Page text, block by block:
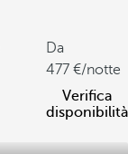
Da
477
/notte
Verifica
disponibilità